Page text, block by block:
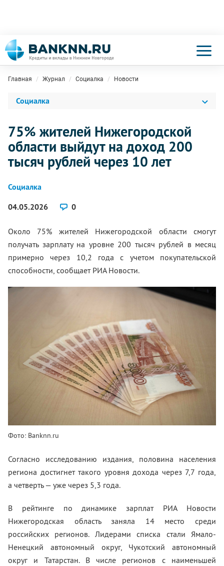
Главная Журнал Социалка Новости
Социалка
75% жителей Нижегородской
области выйдут на доход 200
тысяч рублей через 10 лет
Социалка
04.05.2026
0
Около 75% жителей Нижегородской области смогут
получать зарплату на уровне 200 тысяч рублей в месяц
примерно через 10,2 года с учетом покупательской
способности, сообщает РИА Новости.
Фото: Banknn.ru
Согласно исследованию издания, половина населения
региона достигнет такого уровня дохода через 7,7 года,
а четверть — уже через 5,3 года.
В рейтинге по динамике зарплат РИА Новости
Нижегородская область заняла 14 место среди
российских регионов. Лидерами списка стали Ямало-
Ненецкий автономный округ, Чукотский автономный
округ и Татарстан. В числе регионов с наименьшей